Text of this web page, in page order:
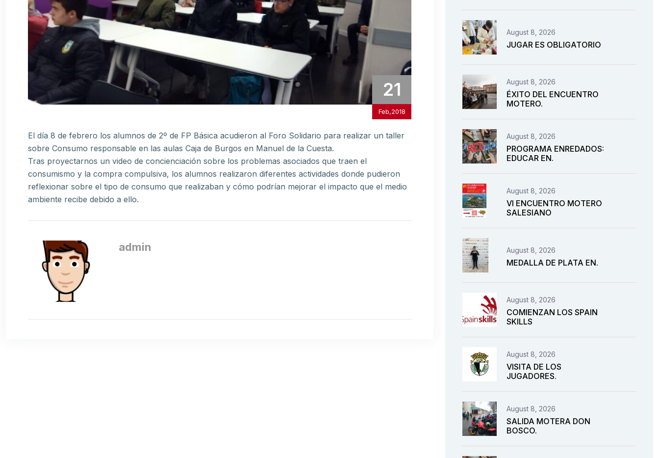
21
Feb,2018
El día 8 de febrero los alumnos de 2º de FP Básica acudieron al Foro Solidario para realizar un taller
sobre Consumo responsable en las aulas Caja de Burgos en Manuel de la Cuesta.
Tras proyectarnos un video de concienciación sobre los problemas asociados que traen el
consumismo y la compra compulsiva, los alumnos realizaron diferentes actividades donde pudieron
reflexionar sobre el tipo de consumo que realizaban y cómo podrían mejorar el impacto que el medio
ambiente recibe debido a ello.
admin
August 8, 2026
JUGAR ES OBLIGATORIO
August 8, 2026
ÉXITO DEL ENCUENTRO
MOTERO.
August 8, 2026
PROGRAMA ENREDADOS:
EDUCAR EN.
August 8, 2026
VI ENCUENTRO MOTERO
SALESIANO
August 8, 2026
MEDALLA DE PLATA EN.
August 8, 2026
COMIENZAN LOS SPAIN
SKILLS
August 8, 2026
VISITA DE LOS
JUGADORES.
August 8, 2026
SALIDA MOTERA DON
BOSCO.